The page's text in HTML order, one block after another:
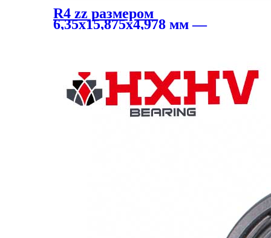
R4 zz размером
6,35x15,875x4,978 мм —
радиальный